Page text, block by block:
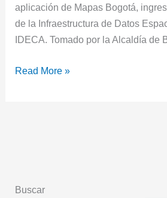
aplicación de Mapas Bogotá,
de la Infraestructura de Datos
IDECA. Tomado por la Alcaldía de
Read More »
Buscar